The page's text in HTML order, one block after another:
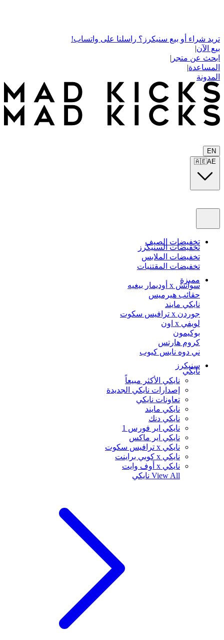
تريد شراء أو بيع سنيكرز؟ راسلنا على واتساب!
بيع الآن|
ابحث عن متجر |
المساعدة|
المدونة
EN
🇦🇪AE
تخفيضات الصيف
تخفيضات السنيكرز
تخفيضات الملابس
تخفيضات المقتنيات
مميزة
سواتش x أوديمار بيغيه
حقائب هيرميس
نايكي مايند
جوردن x ترافيس سكوت
لويفي x اون
بوكيمون
كروم هارتس
ني دوه نايس كيوب
سنيكرز
نايكي
نايكي الأكثر مبيعاً
إصدارات نايكي الجديدة
تعاونات نايكي
نايكي مايند
نايكي دنك
نايكي اير فورس 1
نايكي اير ماكس
نايكي x ترافيس سكوت
نايكي x كوبي براينت
نايكي x أوف وايت
View All نايكي